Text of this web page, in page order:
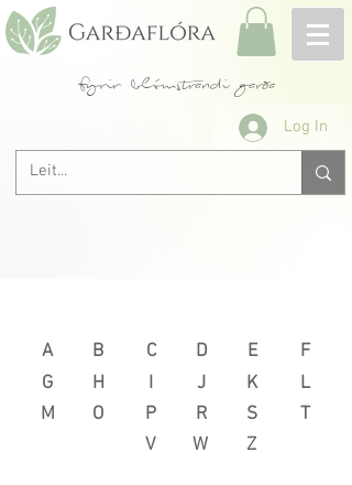
fyrir blómstrandi garða
Log In
A
G
M
B
H
O
C D
E
I
J
K
P
R
S
V
W Z
F
L
T